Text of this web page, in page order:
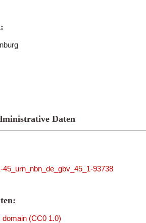
Daten
93738
(CC0 1.0)